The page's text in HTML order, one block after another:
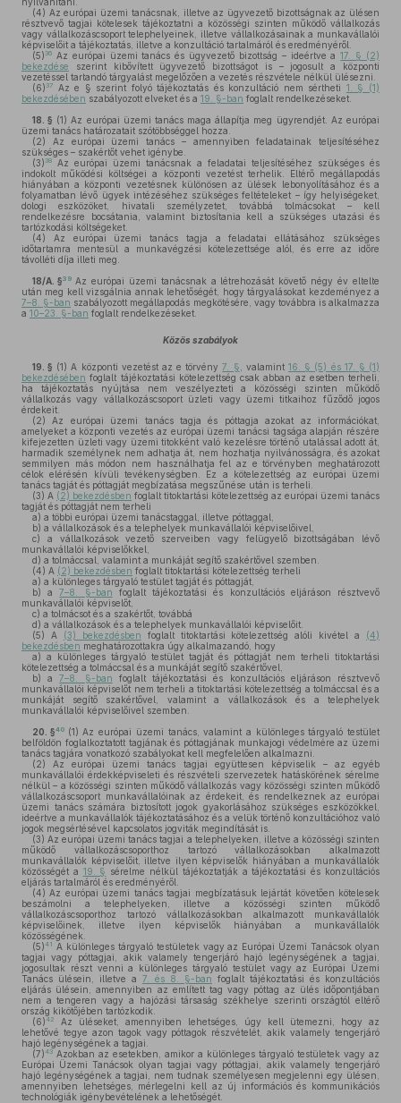
(4) Az európai üzemi tanácsnak, illetve az ügyvezető bizottságnak az ülésen
résztvevő tagjai kötelesek tájékoztatni a közösségi szinten működő vállalkozás
vagy vállalkozáscsoport telephelyeinek, illetve vállalkozásainak a munkavállalói
képviselőit a tájékoztatás, illetve a konzultáció tartalmáról és eredményéről.
(5) 36 Az európai üzemi tanács és ügyvezető bizottság – ideértve a17. § (2)
bekezdése szerint kibővített ügyvezető bizottságot is – jogosult a központi
vezetéssel tartandó tárgyalást megelőzően a vezetés részvétele nélkül ülésezni.
(6) 37 Az e § szerint folyó tájékoztatás és konzultáció nem sértheti 1. § (1)
bekezdésében szabályozott elveket és a 19. §-ban foglalt rendelkezéseket.
18. § (1) Az európai üzemi tanács maga állapítja meg ügyrendjét. Az európai
üzemi tanács határozatait szótöbbséggel hozza.
(2) Az európai üzemi tanács – amennyiben feladatainak teljesítéséhez
szükséges – szakértőt vehet igénybe.
(3) 38
Az európai üzemi tanácsnak a feladatai teljesítéséhez szükséges és
indokolt működési költségei a központi vezetést terhelik. Eltérő megállapodás
hiányában a központi vezetésnek különösen az ülések lebonyolításához és a
folyamatban lévő ügyek intézéséhez szükséges feltételeket – így helyiségeket,
dologi eszközöket, hivatali személyzetet, továbbá tolmácsokat – kell
rendelkezésre bocsátania, valamint biztosítania kell a szükséges utazási és
tartózkodási költségeket.
(4) Az európai üzemi tanács tagja a feladatai ellátásához szükséges
időtartamra mentesül a munkavégzési kötelezettsége alól, és erre az időre
távolléti díja illeti meg.
18/A. §39 Az európai üzemi tanácsnak a létrehozását követő négy év eltelte
után meg kell vizsgálnia annak lehetőségét, hogy tárgyalásokat kezdeményez a
7–8. §-ban szabályozott megállapodás megkötésére, vagy továbbra is alkalmazza
a 10–23. §-ban foglalt rendelkezéseket.
Közös szabályok
19. § (1) A központi vezetést az e törvény7. § , valamint 16. § (5) és 17. § (1)
bekezdésében foglalt tájékoztatási kötelezettség csak abban az esetben terheli,
ha tájékoztatás nyújtása nem veszélyezteti a közösségi szinten működő
vállalkozás vagy vállalkozáscsoport üzleti vagy üzemi titkaihoz fűződő jogos
érdekeit.
(2) Az európai üzemi tanács tagja és póttagja azokat az információkat,
amelyeket a központi vezetés az európai üzemi tanácsi tagsága alapján részére
kifejezetten üzleti vagy üzemi titokként való kezelésre történő utalással adott át,
harmadik személynek nem adhatja át, nem hozhatja nyilvánosságra, és azokat
semmilyen más módon nem használhatja fel az e törvényben meghatározott
célok elérésén kívüli tevékenységben. Ez a kötelezettség az európai üzemi
tanács tagját és póttagját megbízatása megszűnése után is terheli.
(3) A (2) bekezdésben foglalt titoktartási kötelezettség az európai üzemi tanács
tagját és póttagját nem terheli
a) a többi európai üzemi tanácstaggal, illetve póttaggal,
b) a vállalkozások és a telephelyek munkavállalói képviselőivel,
c) a vállalkozások vezető szerveiben vagy felügyelő bizottságában lévő
munkavállalói képviselőkkel,
d) a tolmáccsal, valamint a munkáját segítő szakértővel szemben.
(4) A (2) bekezdésben foglalt titoktartási kötelezettség terheli
a) a különleges tárgyaló testület tagját és póttagját,
b) a7–8. §-ban foglalt tájékoztatási és konzultációs eljáráson résztvevő
munkavállalói képviselőt,
c) a tolmácsot és a szakértőt, továbbá
d) a vállalkozások és a telephelyek munkavállalói képviselőit.
(5) A (3) bekezdésben foglalt titoktartási kötelezettség alóli kivétel a (4)
bekezdésben meghatározottakra úgy alkalmazandó, hogy
a) a különleges tárgyaló testület tagját és póttagját nem terheli titoktartási
kötelezettség a tolmáccsal és a munkáját segítő szakértővel,
b) a7–8. §-ban foglalt tájékoztatási és konzultációs eljáráson résztvevő
munkavállalói képviselőt nem terheli a titoktartási kötelezettség a tolmáccsal és a
munkáját segítő szakértővel, valamint a vállalkozások és a telephelyek
munkavállalói képviselőivel szemben.
20. §40 (1) Az európai üzemi tanács, valamint a különleges tárgyaló testület
belföldön foglalkoztatott tagjának és póttagjának munkajogi védelmére az üzemi
tanács tagjára vonatkozó szabályokat kell megfelelően alkalmazni.
(2) Az európai üzemi tanács tagjai együttesen képviselik – az egyéb
munkavállalói érdekképviseleti és részvételi szervezetek hatáskörének sérelme
nélkül – a közösségi szinten működő vállalkozás vagy közösségi szinten működő
vállalkozáscsoport munkavállalóinak az érdekeit, és rendelkeznek az európai
üzemi tanács számára biztosított jogok gyakorlásához szükséges eszközökkel,
ideértve a munkavállalók tájékoztatásához és a velük történő konzultációhoz való
jogok megsértésével kapcsolatos jogviták megindítását is.
(3) Az európai üzemi tanács tagjai a telephelyeken, illetve a közösségi szinten
működő vállalkozáscsoporthoz tartozó vállalkozásokban alkalmazott
munkavállalók képviselőit, illetve ilyen képviselők hiányában a munkavállalók
közösségét a 19. § sérelme nélkül tájékoztatják a tájékoztatási és konzultációs
eljárás tartalmáról és eredményéről.
(4) Az európai üzemi tanács tagjai megbízatásuk lejártát követően kötelesek
beszámolni a telephelyeken, illetve a közösségi szinten működő
vállalkozáscsoporthoz tartozó vállalkozásokban alkalmazott munkavállalók
képviselőinek, illetve ilyen képviselők hiányában a munkavállalók
közösségének.
(5)41 A különleges tárgyaló testületek vagy az Európai Üzemi Tanácsok olyan
tagjai vagy póttagjai, akik valamely tengerjáró hajó legénységének a tagjai,
jogosultak részt venni a különleges tárgyaló testület vagy az Európai Üzemi
Tanács ülésein, illetve a 7. és 8. §-ban foglalt tájékoztatási és konzultációs
eljárás ülésein, amennyiben az említett tag vagy póttag az ülés időpontjában
nem a tengeren vagy a hajózási társaság székhelye szerinti országtól eltérő
ország kikötőjében tartózkodik.
(6)42
Az üléseket, amennyiben lehetséges, úgy kell ütemezni, hogy az
lehetővé tegye azon tagok vagy póttagok részvételét, akik valamely tengerjáró
hajó legénységének a tagjai.
(7)43 Azokban az esetekben, amikor a különleges tárgyaló testületek vagy az
Európai Üzemi Tanácsok olyan tagjai vagy póttagjai, akik valamely tengerjáró
hajó legénységének a tagjai, nem tudnak személyesen megjelenni egy ülésen,
amennyiben lehetséges, mérlegelni kell az új információs és kommunikációs
technológiák igénybevételének a lehetőségét.